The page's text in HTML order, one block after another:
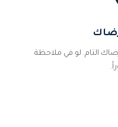
التام. لو في ملاحظة